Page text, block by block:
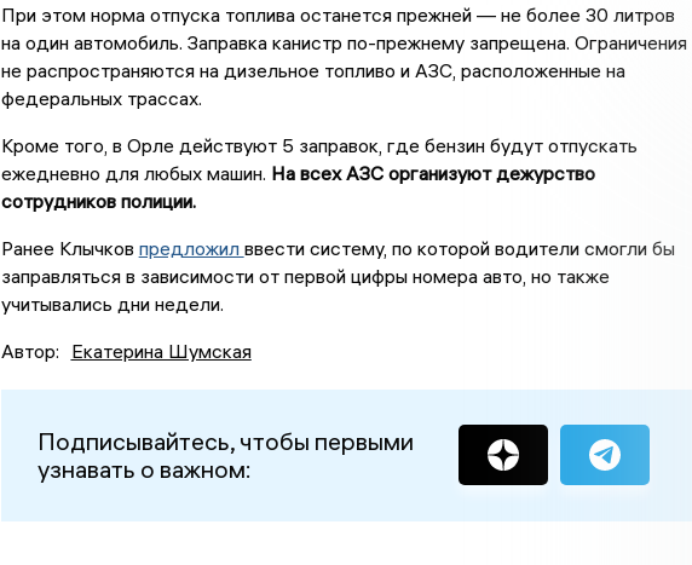
При этом норма отпуска топлива останется прежней — не более 30 литров
на один автомобиль. Заправка канистр по-прежнему запрещена. Ограничения
не распространяются на дизельное топливо и АЗС, расположенные на
федеральных трассах.
Кроме того, в Орле действуют 5 заправок, где бензин будут отпускать
ежедневно для любых машин. На всех АЗС организуют дежурство
сотрудников полиции.
Ранее Клычков предложил ввести систему, по которой водители смогли бы
заправляться в зависимости от первой цифры номера авто, но также
учитывались дни недели.
Автор: Екатерина Шумская
Подписывайтесь, чтобы первыми
узнавать о важном: